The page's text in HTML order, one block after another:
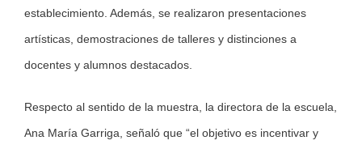
establecimiento. Además, se realizaron presentaciones
artísticas, demostraciones de talleres y distinciones a
docentes y alumnos destacados.
Respecto al sentido de la muestra, la directora de la escuela,
Ana María Garriga, señaló que “el objetivo es incentivar y